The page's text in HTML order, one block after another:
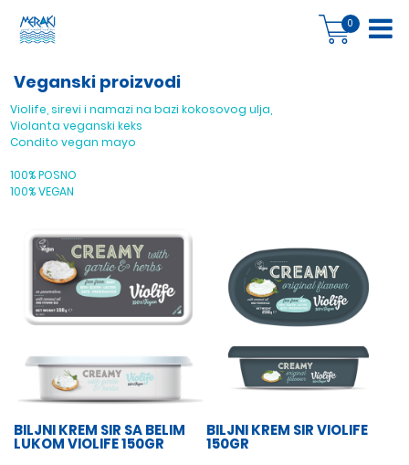
0
Veganski proizvodi
Violife, sirevi i namazi na bazi kokosovog ulja,
Violanta veganski keks
Condito vegan mayo
100% POSNO
100% VEGAN
BILJNI KREM SIR SA BELIM
LUKOM VIOLIFE 150GR
BILJNI KREM SIR VIOLIFE
150GR